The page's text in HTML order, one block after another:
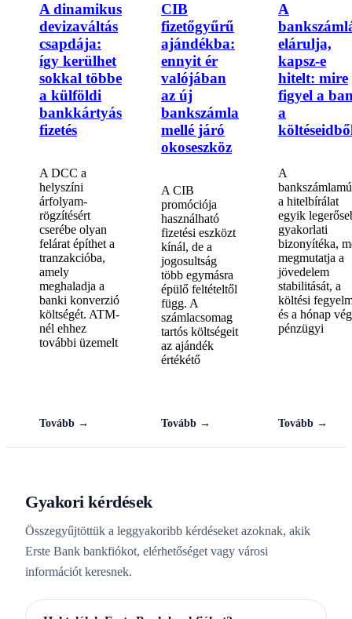
A dinamikus
devizaváltás
csapdája:
így kerülhet
sokkal többe
a külföldi
bankkártyás
fizetés
A DCC a
helyszíni
árfolyam-
rögzítésért
cserébe olyan
felárat építhet a
tranzakcióba,
amely
meghaladja a
banki konverzió
költségét. ATM-
nél ehhez
további üzemelt
Tovább →
CIB
fizetőgyűrű
ajándékba:
ennyit ér
valójában
az új
bankszámla
mellé járó
okoseszköz
A CIB
promóciója
használható
fizetési eszközt
kínál, de a
jogosultság
több egymásra
épülő feltételtől
függ. A
számlacsomag
tartós költségeit
az ajándék
értékétő
Tovább →
A
elárulja,
kapsz-e
hitelt: mire
figyel a
a
A
a hitelbírálat
egyik
gyakorlati
bizonyítéka,
megmutatja a
jövedelem
stabilitását, a
költési
és a hónap
pénzügyi
Tovább →
Gyakori kérdések
Összegyűjtöttük a leggyakoribb kérdéseket azoknak, akik
Erste Bank bankfiókot, elérhetőséget vagy városi
információt keresnek.